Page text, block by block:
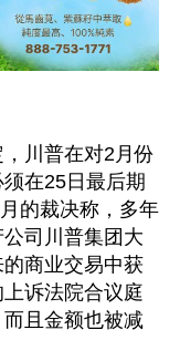
川普在对2月份
在25日最后期
的裁决称，多年
司川普集团大
商业交易中获
诉法院合议庭
且金额也被减